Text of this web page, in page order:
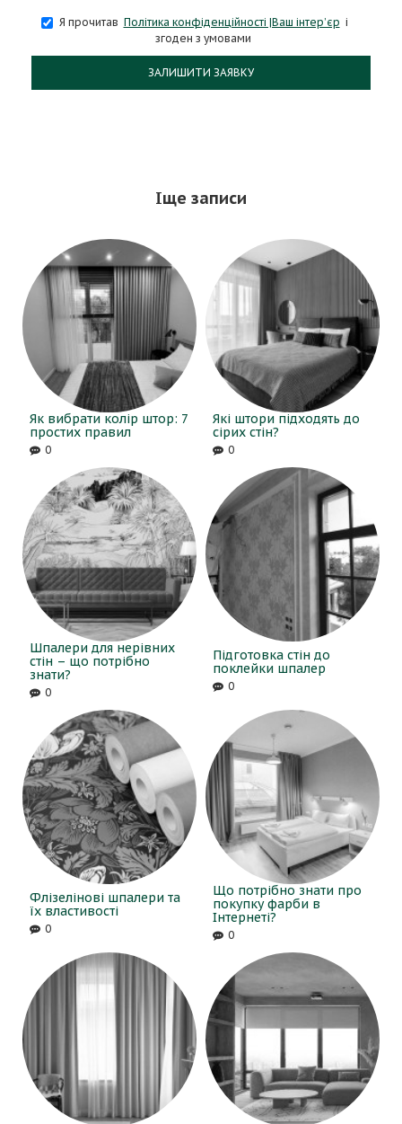
Я прочитав Політика конфіденційності |Ваш інтер’єр і
згоден з умовами
ЗАЛИШИТИ ЗАЯВКУ
Іще записи
Як вибрати колір штор: 7
простих правил
0
Які штори підходять до
сірих стін?
0
Шпалери для нерівних
стін – що потрібно
знати?
0
Підготовка стін до
поклейки шпалер
0
Флізелінові шпалери та
їх властивості
0
Що потрібно знати про
покупку фарби в
Інтернеті?
0